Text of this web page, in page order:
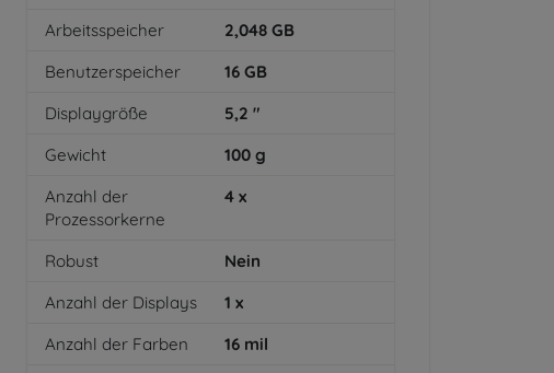
Arbeitsspeicher 2,048 GB
Benutzerspeicher
16 GB
Displaygröße
5,2 "
Gewicht
100 g
Anzahl der
Prozessorkerne
4 x
Robust
Nein
Anzahl der Displays
1 x
Anzahl der Farben
16 mil